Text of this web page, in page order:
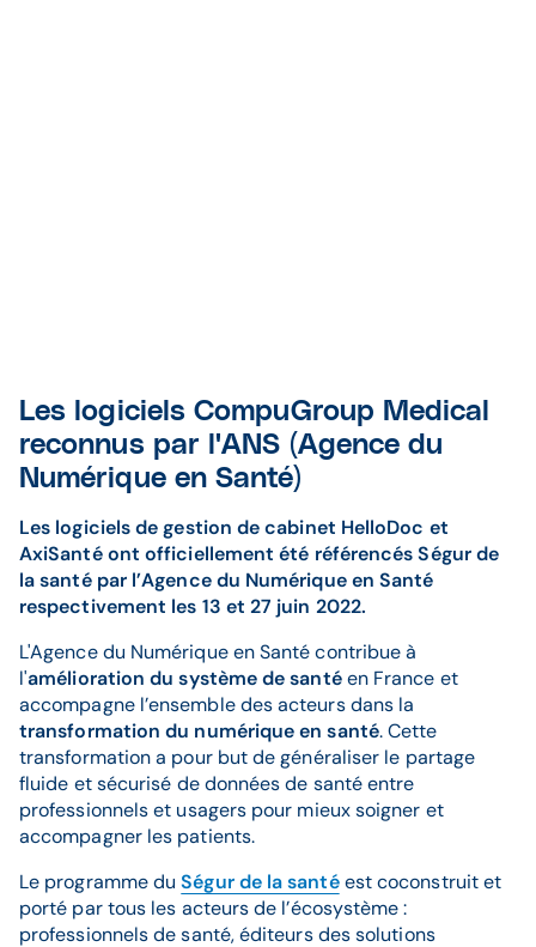
Les logiciels CompuGroup Medical
reconnus par l'ANS (Agence du
Numérique en Santé)
Les logiciels de gestion de cabinet HelloDoc et
AxiSanté ont officiellement été référencés Ségur de
la santé par l’Agence du Numérique en Santé
respectivement les 13 et 27 juin 2022.
L'Agence du Numérique en Santé contribue à
l'amélioration du système de santéen France et
accompagne l’ensemble des acteurs dans la
transformation du numérique en santé. Cette
transformation a pour but de généraliser le partage
fluide et sécurisé de données de santé entre
professionnels et usagers pour mieux soigner et
accompagner les patients.
Le programme duSégur de la santéest coconstruit et
porté par tous les acteurs de l’écosystème :
professionnels de santé, éditeurs des solutions